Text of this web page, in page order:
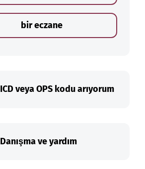
bir eczane
ICD veya OPS kodu arıyorum
Danışma ve yardım